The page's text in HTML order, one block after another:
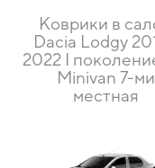
Коврики в
Dacia Lodgy
2022 I
Minivan 7-ми
местная